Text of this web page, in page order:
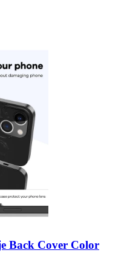
Back Cover Color